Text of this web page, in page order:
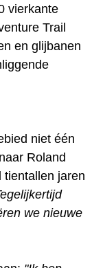
vierkante
Trail
en glijbanen
niet één
Roland
tientallen jaren
we nieuwe